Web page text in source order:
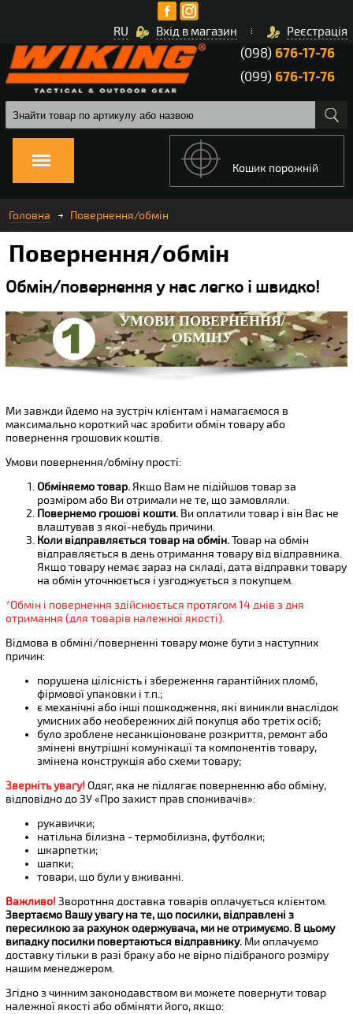
Вхід в магазин Реєстрація
RU
(098)676-17-76
(099)676-17-76
Кошик порожній
Головна Повернення/обмін
Повернення/обмін
Обмін/повернення у нас легко і швидко!
УМОВИ ПОВЕРНЕННЯ/
ОБМІНУ
Ми завжди йдемо на зустріч клієнтам і намагаємося в
максимально короткий час зробити обмін товару або
повернення грошових коштів.
Умови повернення/обміну прості:
Обміняемо товар.Якщо Вам не підійшов товар за
розміром або Ви отримали не те, що замовляли.
Повернемо грошові кошти. Ви оплатили товар і він Вас не
влаштував з якої-небудь причини.
Коли відправляється товар на обмін.Товар на обмін
відправляється в день отримання товару від відправника.
Якщо товару немає зараз на складі, дата відправки товару
на обмін уточнюється і узгоджується з покупцем.
*Обмін і повернення здійснюється протягом 14 днів з дня
отримання (для товарів належної якості).
Відмова в обміні/поверненні товару може бути з наступних
причин:
порушена цілісність і збереження гарантійних пломб,
фірмової упаковки і т.п.;
є механічні або інші пошкодження, які виникли внаслідок
умисних або необережних дій покупця або третіх осіб;
було зроблене несанкціоноване розкриття, ремонт або
змінені внутрішні комунікації та компонентів товару,
змінена конструкція або схеми товару;
Зверніть увагу! Одяг, яка не підлягає поверненню або обміну,
відповідно до ЗУ «Про захист прав споживачів»:
рукавички;
натільна білизна - термобілизна, футболки;
шкарпетки;
шапки;
товари, що були у вживанні.
Важливо! Зворотння доставка товарів оплачується клієнтом.
Звертаємо Вашу увагу на те, що посилки, відправлені з
пересилкою за рахунок одержувача, ми не отримуємо. В цьому
випадку посилки повертаються відправнику. Ми оплачуємо
доставку тільки в разі браку або не вірно підібраного розміру
нашим менеджером.
Згідно з чинним законодавством ви можете повернути товар
належної якості або обміняти його, якщо: